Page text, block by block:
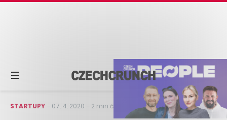
STARTUPY– 07. 4. 2020 – 2 min čtení